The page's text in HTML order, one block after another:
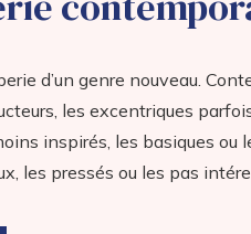
d’un genre nouveau.
les excentriques
inspirés, les basiques ou
les pressés ou les pas